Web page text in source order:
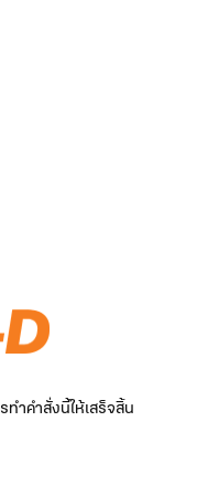
ำคำสั่งนี้ให้เสร็จสิ้น